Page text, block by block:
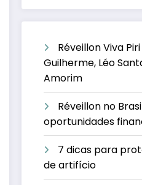
Réveillon Viva
Guilherme, Léo
Amorim
Réveillon no
oportunidades
7 dicas para
de artifício